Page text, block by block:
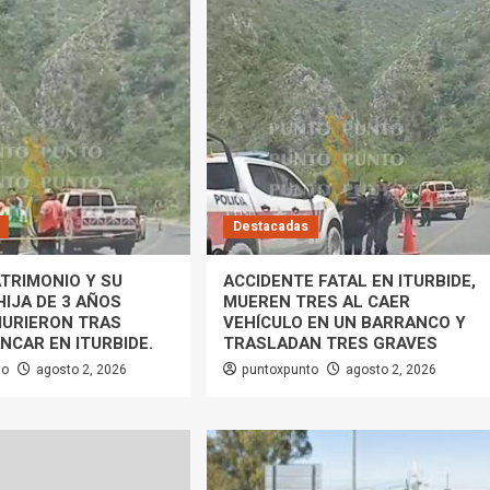
Y SU
DE 3 AÑOS
TRAS
EN ITURBIDE.
agosto 2, 2026
Destacadas
ACCIDENTE FATAL EN ITURBIDE,
MUEREN TRES AL CAER
VEHÍCULO EN UN BARRANCO Y
TRASLADAN TRES GRAVES
puntoxpunto agosto 2, 2026